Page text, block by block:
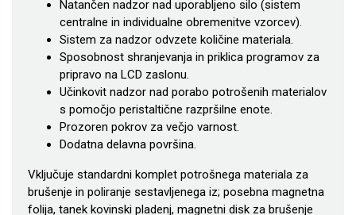
Natančen nadzor nad uporabljeno silo (sistem
centralne in individualne obremenitve vzorcev).
Sistem za nadzor odvzete količine materiala.
Sposobnost shranjevanja in priklica programov za
pripravo na LCD zaslonu.
Učinkovit nadzor nad porabo potrošenih materialov
s pomočjo peristaltične razpršilne enote.
Prozoren pokrov za večjo varnost.
Dodatna delavna površina.
Vključuje standardni komplet potrošnega materiala za
brušenje in poliranje sestavljenega iz; posebna magnetna
folija, tanek kovinski pladenj, magnetni disk za brušenje